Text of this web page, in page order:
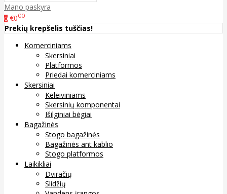
Mano paskyra
0 €000
Prekių krepšelis tuščias!
Komerciniams
Skersiniai
Platformos
Priedai komerciniams
Skersiniai
Keleiviniams
Skersinių komponentai
Išilginiai bėgiai
Bagažinės
Stogo bagažinės
Bagažinės ant kablio
Stogo platformos
Laikikliai
Dviračių
Slidžių